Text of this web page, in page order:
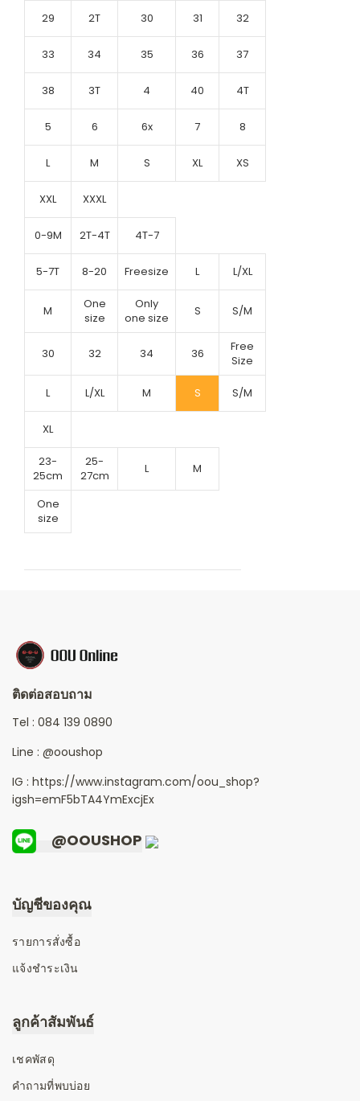
29 2T 30 31 32
33 34 35 36 37
38 3T 4 40 4T
5 6 6x 7 8
L M S XL XS
XXL XXXL
0-9M 2T-4T 4T-7
5-7T 8-20 Freesize L L/XL
M
One
size
Only
one size
S S/M
30 32 34 36
Free
Size
L L/XL M S S/M
XL
23-
25cm
25-
27cm
L M
One
size
ติดต่อสอบถาม
Tel : 084 139 0890
Line : @ooushop
IG : https://www.instagram.com/oou_shop?
igsh=emF5bTA4YmExcjEx
@OOUSHOP
บัญชีของคุณ
รายการสั่งซื้อ
แจ้งชำระเงิน
ลูกค้าสัมพันธ์
เชคพัสดุ
คำถามที่พบบ่อย